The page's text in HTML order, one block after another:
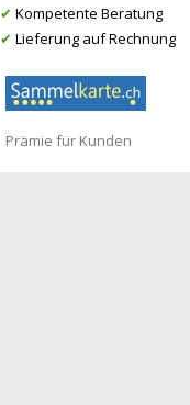
✔ Kompetente Beratung
✔ Lieferung auf Rechnung
Prämie für Kunden